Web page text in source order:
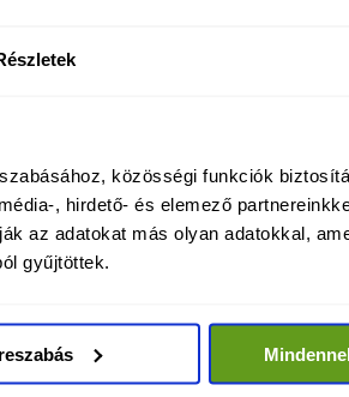
közösségi funkciók
, hirdető- és elemező
az adatokat más olyan adatokkal,
gyűjtöttek.
és fejlődés